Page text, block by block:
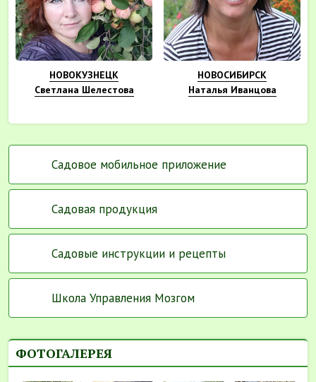
НОВОКУЗНЕЦК
Светлана Шелестова
НОВОСИБИРСК
Наталья Иванцова
Садовое мобильное приложение
Садовая продукция
Садовые инструкции и рецепты
Школа Управления Мозгом
ФОТОГАЛЕРЕЯ